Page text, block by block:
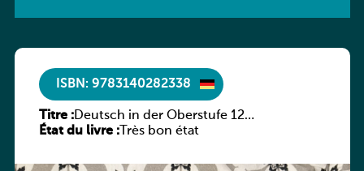
ISBN: 9783140282338
Titre :Deutsch in der Oberstufe 12
(Schülerbuch)
État du livre :Très bon état